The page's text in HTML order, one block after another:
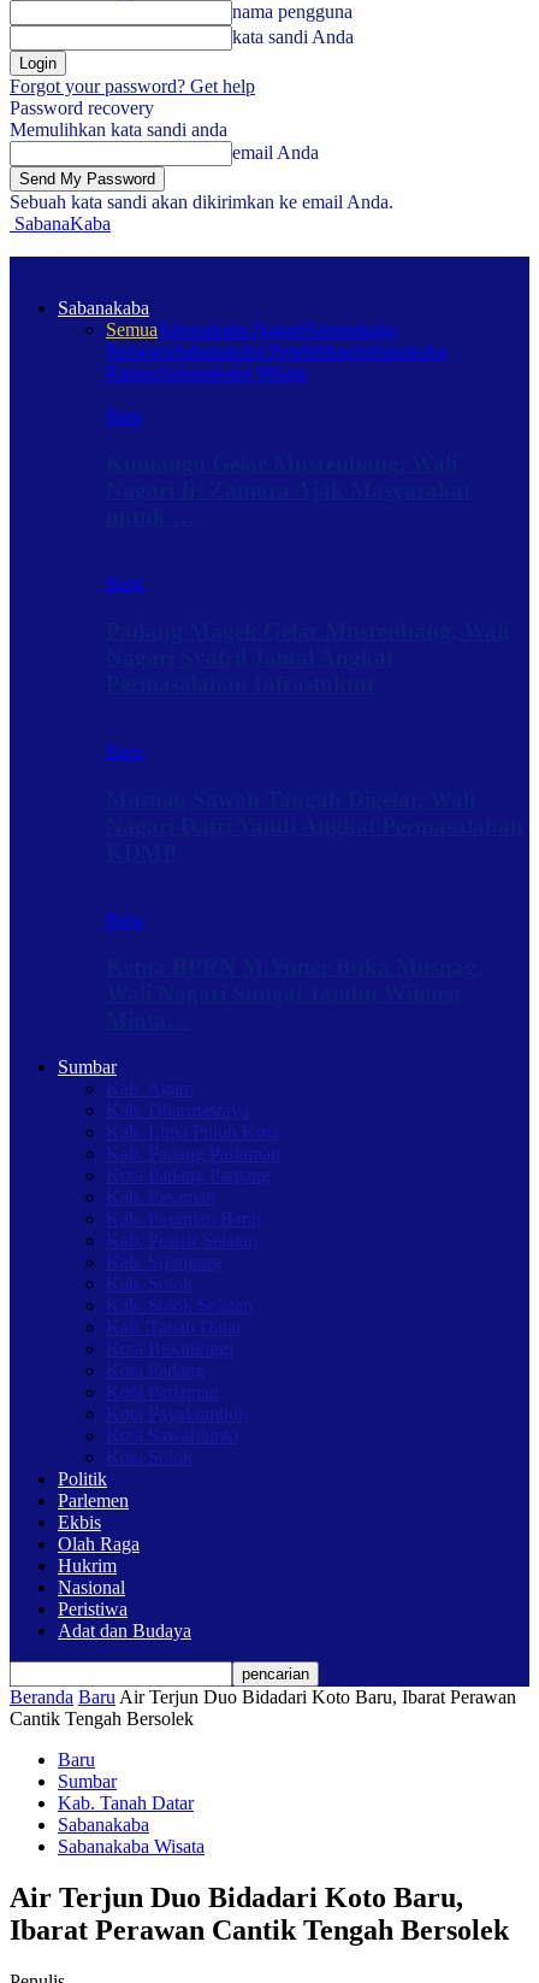
nama pengguna
kata sandi Anda
Forgot your password? Get help
Password recovery
Memulihkan kata sandi anda
email Anda
Sebuah kata sandi akan dikirimkan ke email Anda.
SabanaKaba
Sabanakaba
SemuaSabanakaba NagariSabanakaba
PariwaraSabanakaba PendidikanSabanakaba
RantauSabanakaba Wisata
Baru
Baru
Baru
Baru
Sumbar
Kab. Agam
Kab. Dharmasraya
Kab. Lima Puluh Kota
Kab. Padang Pariaman
Kota Padang Panjang
Kab. Pasaman
Kab. Pasaman Barat
Kab. Pesisir Selatan
Kab. Sijunjung
Kab. Solok
Kab. Solok Selatan
Kab. Tanah Datar
Kota Bukittinggi
Kota Padang
Kota Pariaman
Kota Payakumbuh
Kota Sawahlunto
Kota Solok
Politik
Parlemen
Ekbis
Olah Raga
Hukrim
Nasional
Peristiwa
Adat dan Budaya
Beranda Baru Air Terjun Duo Bidadari Koto Baru, Ibarat Perawan
Cantik Tengah Bersolek
Baru
Sumbar
Kab. Tanah Datar
Sabanakaba
Sabanakaba Wisata
Air Terjun Duo Bidadari Koto Baru,
Ibarat Perawan Cantik Tengah Bersolek